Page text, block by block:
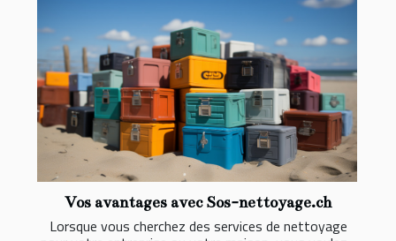
Vos avantages avec Sos-nettoyage.ch
Lorsque vous cherchez des services de nettoyage